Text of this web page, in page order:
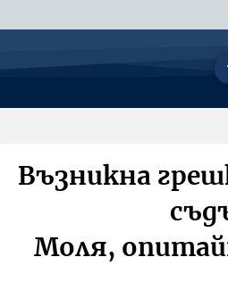
Възникна
Моля,